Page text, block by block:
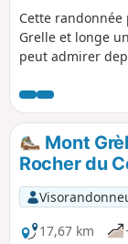
Cette
Grelle et longe
peut admirer
Mont
Rocher du
17,67 km